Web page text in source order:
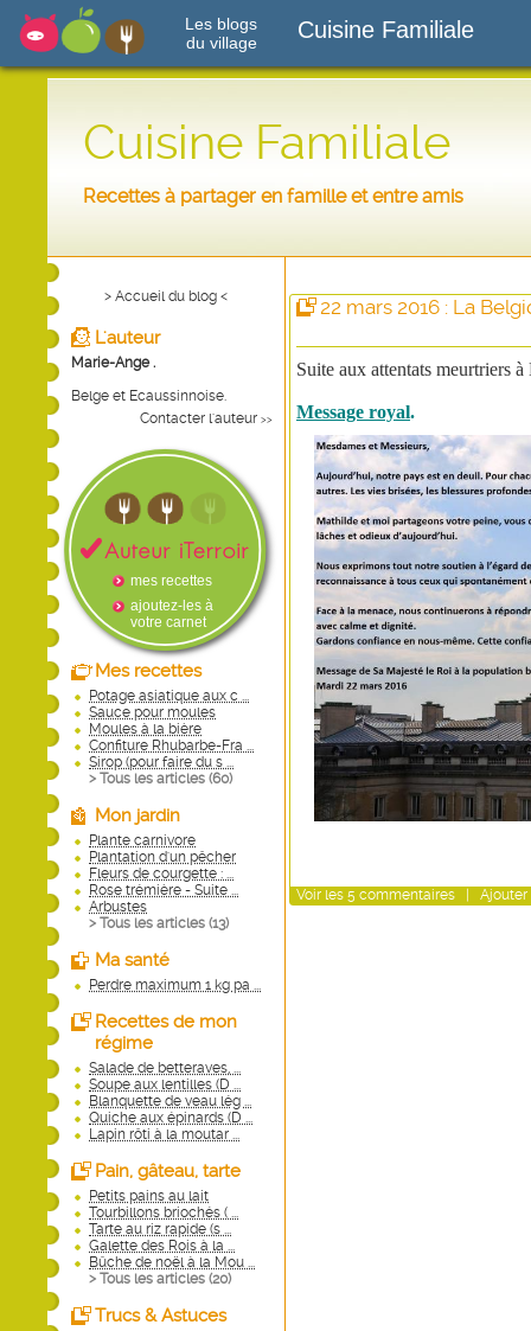
Les blogs
du village
Cuisine Familiale
Cuisine Familiale
Recettes à partager en famille et entre amis
> Accueil du blog <
L'auteur
Marie-Ange .
Belge et Ecaussinnoise.
Contacter l'auteur >>
mes recettes
ajoutez-les à
votre carnet
Mes recettes
Potage asiatique aux c ...
Sauce pour moules
Moules à la bière
Confiture Rhubarbe-Fra ...
Sirop (pour faire du s ...
> Tous les articles (60)
Mon jardin
Plante carnivore
Plantation d'un pêcher
Fleurs de courgette : ...
Rose trémière - Suite ...
Arbustes
> Tous les articles (13)
Ma santé
Perdre maximum 1 kg pa ...
Recettes de mon
régime
Salade de betteraves, ...
Soupe aux lentilles (D ...
Blanquette de veau lég ...
Quiche aux épinards (D ...
Lapin rôti à la moutar ...
Pain, gâteau, tarte
Petits pains au lait
Tourbillons briochés ( ...
Tarte au riz rapide (s ...
Galette des Rois à la ...
Bûche de noël à la Mou ...
> Tous les articles (20)
Trucs & Astuces
22 mars 2016 : La
Suite aux attentats meurtriers
Message royal.
Voir les 5 commentaires |